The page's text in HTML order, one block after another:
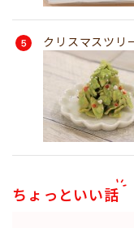
クリスマスツリ
ちょっといい話